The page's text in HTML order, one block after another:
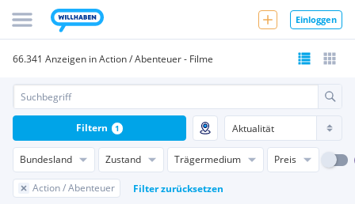
Einloggen
66.341 Anzeigen in Action / Abenteuer - Filme
Bundesland Zustand Trägermedium Preis
Action / Abenteuer Filter zurücksetzen
Filtern 1